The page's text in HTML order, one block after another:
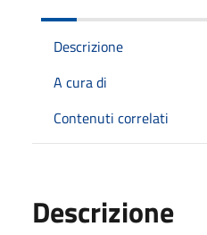
Descrizione
A cura di
Contenuti correlati
Descrizione